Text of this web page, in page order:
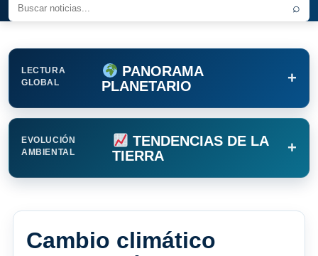
⌕
LECTURA
GLOBAL
PANORAMA
PLANETARIO
+
EVOLUCIÓN
AMBIENTAL
TENDENCIAS DE LA
TIERRA
+
Cambio climático